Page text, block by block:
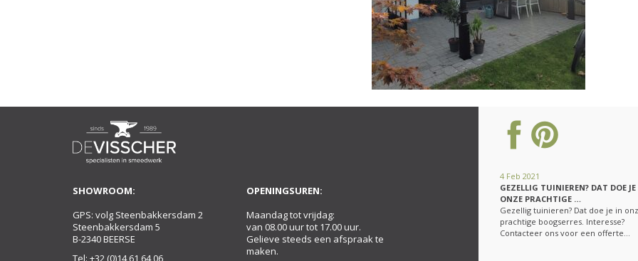
SHOWROOM:
GPS: volg Steenbakkersdam 2
Steenbakkersdam 5
B-2340 BEERSE
Tel: +32 (0)14 61 64 06
OPENINGSUREN:
Maandag tot vrijdag:
van 08.00 uur tot 17.00 uur.
Gelieve steeds een afspraak te
maken.
4 Feb 2021
GEZELLIG TUINIEREN? DAT DOE
ONZE PRACHTIGE …
Gezellig tuinieren? Dat doe je in
prachtige boogserres. Interesse?
Contacteer ons voor een offerte…